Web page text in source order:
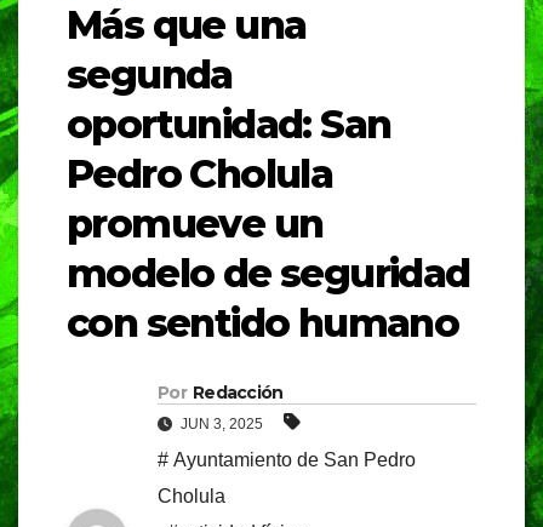
Más que una
segunda
oportunidad: San
Pedro Cholula
promueve un
modelo de seguridad
con sentido humano
Por Redacción
JUN 3, 2025
# Ayuntamiento de San Pedro
Cholula